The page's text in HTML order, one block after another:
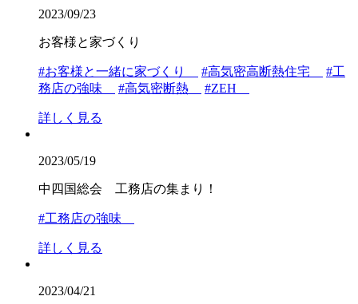
2023/09/23
お客様と家づくり
#お客様と一緒に家づくり #高気密高断熱住宅
#工
務店の強味
#高気密断熱 #ZEH
詳しく見る
2023/05/19
中四国総会 工務店の集まり！
#工務店の強味
詳しく見る
2023/04/21